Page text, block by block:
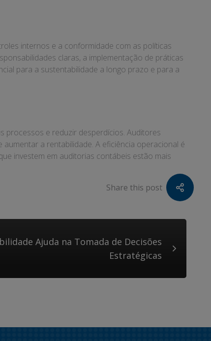
internos e a conformidade com as políticas
claras, a implementação de práticas
para a sustentabilidade a longo prazo e para a
processos e reduzir desperdícios. Auditores
a rentabilidade. A eficiência operacional é
investem em auditorias contábeis estão mais
Share this post
Ajuda na Tomada de Decisões
Estratégicas